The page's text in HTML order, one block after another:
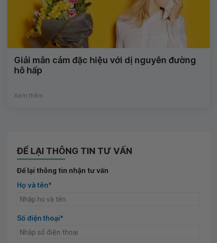
Giải mẫn cảm đặc hiệu với dị nguyên đường
hô hấp
Xem thêm
ĐỂ LẠI THÔNG TIN TƯ VẤN
Để lại thông tin nhận tư vấn
Họ và tên*
Số điện thoại*